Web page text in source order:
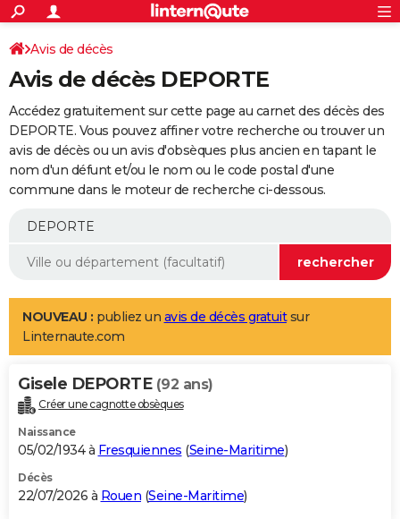
ACTUALITÉS
Politique
Société
Faits Divers
Education
Monde
Villes
+
SPORT
Coupe du monde 2026
Football
Tennis
Cyclisme
Rugby
Forum
Programme TV
TNT
Streaming
Cinéma
Sorties cinéma
Musique
+
FINANCE
Retraite
Epargne
Immobilier
Risques naturels par ville
Banque
Assurance
AUTO
Essais
Réserver un essai
Citadines
Berlines
SUV
Forum auto
+
Mobiles
Meilleur smartphone
Internet
Ordinateurs
Jeux vidéo
Guide high-tech
Aménagement intérieur
LIFESTYLE
Art de vivre
Bien-être
Loisirs
Mode
Modes de vie
Alimentation
Guide de la santé
Maladies
Médicaments
Sommeil
VOYAGE
Destinations
City break
Voyage nature
Voyage de noces
Forum
Climat
+PHOTO
GUIDES D'ACHAT
BONS PLANS
Avis de décès
Avis de décès DEPORTE
Accédez gratuitement sur cette page au carnet des décès des
DEPORTE. Vous pouvez affiner votre recherche ou trouver un
avis de décès ou un avis d'obsèques plus ancien en tapant le
nom d'un défunt et/ou le nom ou le code postal d'une
commune dans le moteur de recherche ci-dessous.
NOUVEAU : publiez un avis de décès gratuitsur
Linternaute.com
Gisele DEPORTE (92 ans)
Créer une cagnotte obsèques
Naissance
05/02/1934 à Fresquiennes (Seine-Maritime)
Décès
22/07/2026 à Rouen (Seine-Maritime)